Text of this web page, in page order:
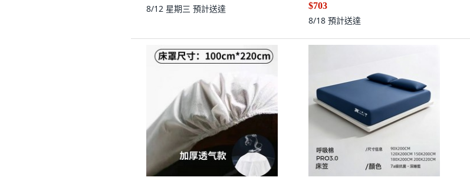
8/12 星期三 預計送達
$703
8/18 預計送達